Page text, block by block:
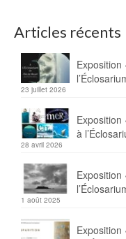
Articles récents
23 juillet 2026
Exposition
à
28 avril 2026
Exposition
1 août 2025
Exposition